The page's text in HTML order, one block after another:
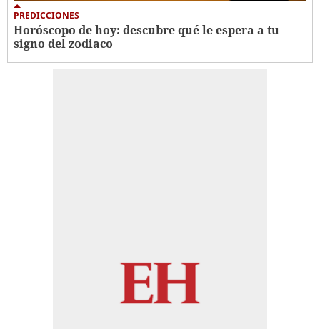
PREDICCIONES
Horóscopo de hoy: descubre qué le espera a tu
signo del zodiaco